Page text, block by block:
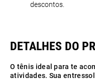
descontos.
O tênis ideal para te
atividades. Sua